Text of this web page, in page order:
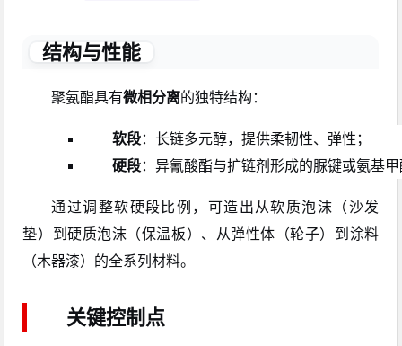
结构与性能
聚氨酯具有微相分离的独特结构：
软段：长链多元醇，提供柔韧性、弹性；
硬段：异氰酸酯与扩链剂形成的脲键或氨基
通过调整软硬段比例，可造出从软质泡沫（沙发
垫）到硬质泡沫（保温板）、从弹性体（轮子）到涂料
（木器漆）的全系列材料。
关键控制点